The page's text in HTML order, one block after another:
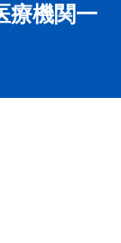
療機関一